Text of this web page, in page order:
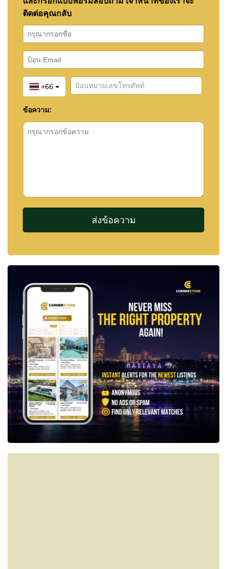
หากทรัพย์นี้ยังไม่ตรงกับความต้องการของคุณ สมัคร
Property Alertฟรี แล้วเราจะแจ้งเตือนทันทีที่มีทรัพย์
ใหม่ตรงกับความต้องการของคุณ
ติดต่อคุณกลับ
+66
ข้อความ: